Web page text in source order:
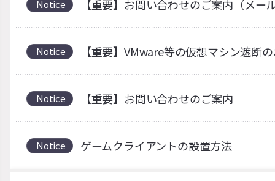
Notice 【重要】お問い合わせのご案内（メー
Notice 【重要】VMware等の仮想マシン遮断
Notice 【重要】お問い合わせのご案内
Notice ゲームクライアントの設置方法